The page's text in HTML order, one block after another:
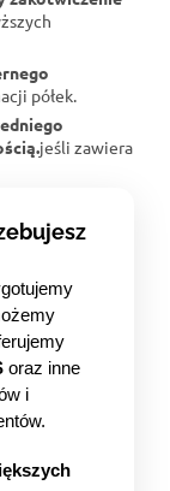
półek.
jeśli zawiera
oraz inne
i